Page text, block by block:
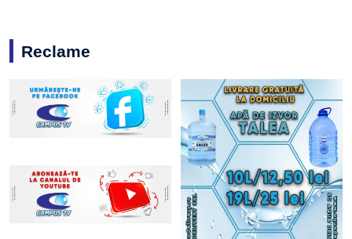
Reclame